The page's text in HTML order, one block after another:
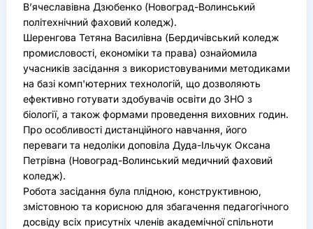
В’ячеславівна Дзюбенко (Новоград-Волинський
політехнічний фаховий коледж).
Шеренгова Тетяна Василівна (Бердичівський коледж
промисловості, економіки та права) ознайомила
учасників засідання з використовуваними методиками
на базі комп'ютерних технологій, що дозволяють
ефективно готувати здобувачів освіти до ЗНО з
біології, а також формами проведення виховних годин.
Про особливості дистанційного навчання, його
переваги та недоліки доповіла Дуда-Ільчук Оксана
Петрівна (Новоград-Волинський медичний фаховий
коледж).
Робота засідання була плідною, конструктивною,
змістовною та корисною для збагачення педагогічного
досвіду всіх присутніх членів академічної спільноти